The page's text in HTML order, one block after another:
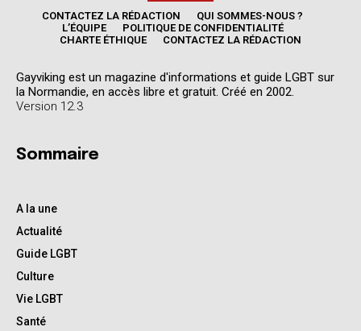
CONTACTEZ LA RÉDACTION
QUI SOMMES-NOUS ?
L’ÉQUIPE
POLITIQUE DE CONFIDENTIALITÉ
CHARTE ÉTHIQUE
CONTACTEZ LA RÉDACTION
Gayviking est un magazine d'informations et guide LGBT sur
la Normandie, en accès libre et gratuit. Créé en 2002.
Version 12.3
Sommaire
A la une
Actualité
Guide LGBT
Culture
Vie LGBT
Santé